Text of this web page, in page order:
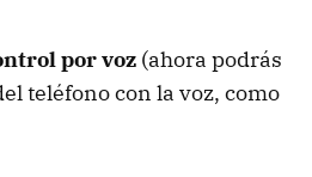
por voz (ahora podrás
teléfono con la voz, como